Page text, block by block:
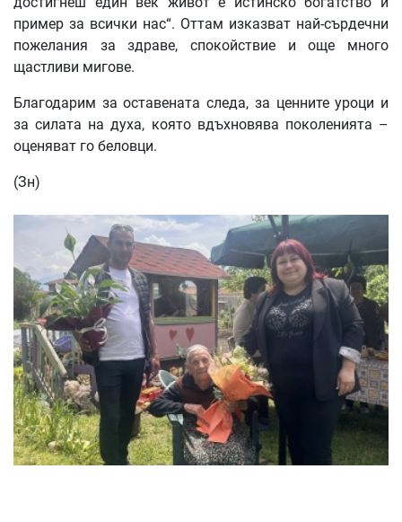
пример за всички нас“. Оттам изказват най-сърдечни
пожелания за здраве, спокойствие и още много
щастливи мигове.
Благодарим за оставената следа, за ценните уроци и
за силата на духа, която вдъхновява поколенията –
оценяват го беловци.
(Зн)